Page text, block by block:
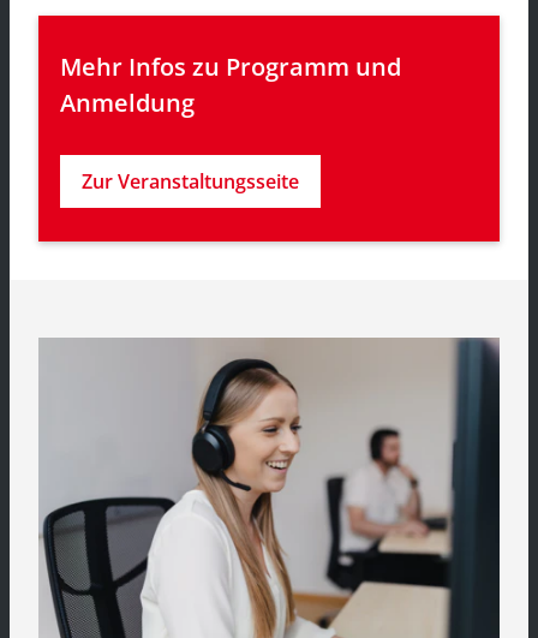
Mehr Infos zu Programm und
Anmeldung
Zur Veranstaltungsseite